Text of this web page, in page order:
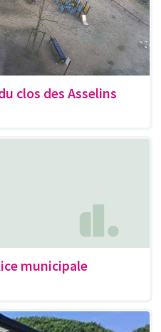
clos des Asselins
municipale